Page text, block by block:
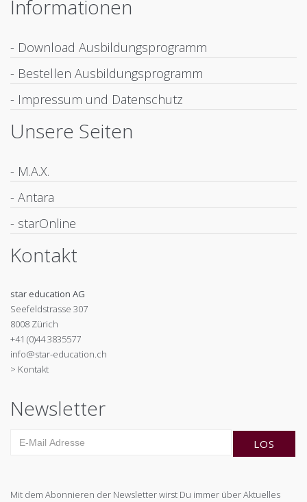
Informationen
- Download Ausbildungsprogramm
- Bestellen Ausbildungsprogramm
- Impressum und Datenschutz
Unsere Seiten
- M.A.X.
- Antara
- starOnline
Kontakt
star education AG
Seefeldstrasse 307
8008 Zürich
+41 (0)44 3835577
info@star-education.ch
> Kontakt
Newsletter
Mit dem Abonnieren der Newsletter wirst Du immer über Aktuelles